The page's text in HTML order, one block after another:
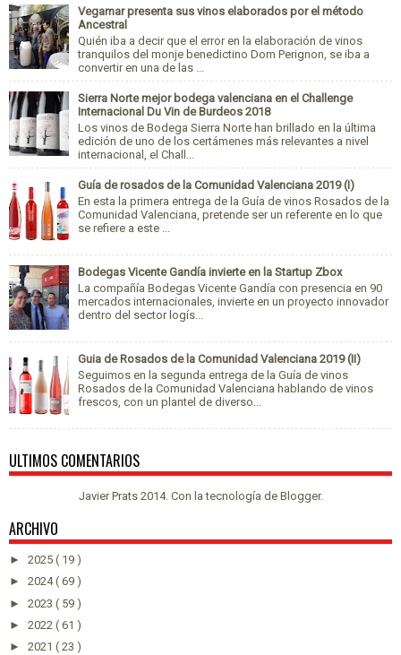
Vegamar presenta sus vinos elaborados por el método
Ancestral
Quién iba a decir que el error en la elaboración de vinos
tranquilos del monje benedictino Dom Perignon, se iba a
convertir en una de las ...
Sierra Norte mejor bodega valenciana en el Challenge
Internacional Du Vin de Burdeos 2018
Los vinos de Bodega Sierra Norte han brillado en la última
edición de uno de los certámenes más relevantes a nivel
internacional, el Chall...
Guía de rosados de la Comunidad Valenciana 2019 (I)
En esta la primera entrega de la Guía de vinos Rosados de la
Comunidad Valenciana, pretende ser un referente en lo que
se refiere a este ...
Bodegas Vicente Gandía invierte en la Startup Zbox
La compañía Bodegas Vicente Gandía con presencia en 90
mercados internacionales, invierte en un proyecto innovador
dentro del sector logís...
Guia de Rosados de la Comunidad Valenciana 2019 (II)
Seguimos en la segunda entrega de la Guía de vinos
Rosados de la Comunidad Valenciana hablando de vinos
frescos, con un plantel de diverso...
ULTIMOS COMENTARIOS
Javier Prats 2014. Con la tecnología de Blogger.
ARCHIVO
► 2025 ( 19 )
► 2024( 69 )
► 2023 ( 59 )
► 2022 ( 61 )
► 2021 ( 23 )